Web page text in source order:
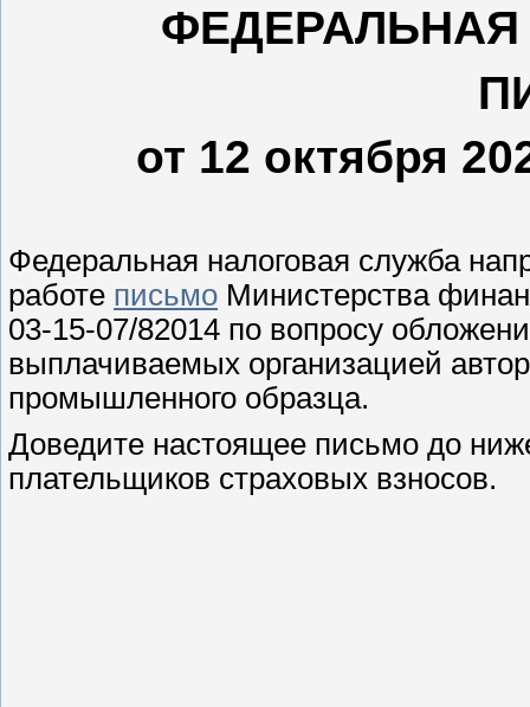
от 12 октября
Федеральная налоговая служба
работе письмо Министерства
03-15-07/82014 по вопросу
выплачиваемых организацией
промышленного образца.
Доведите настоящее письмо до
плательщиков страховых взносов.